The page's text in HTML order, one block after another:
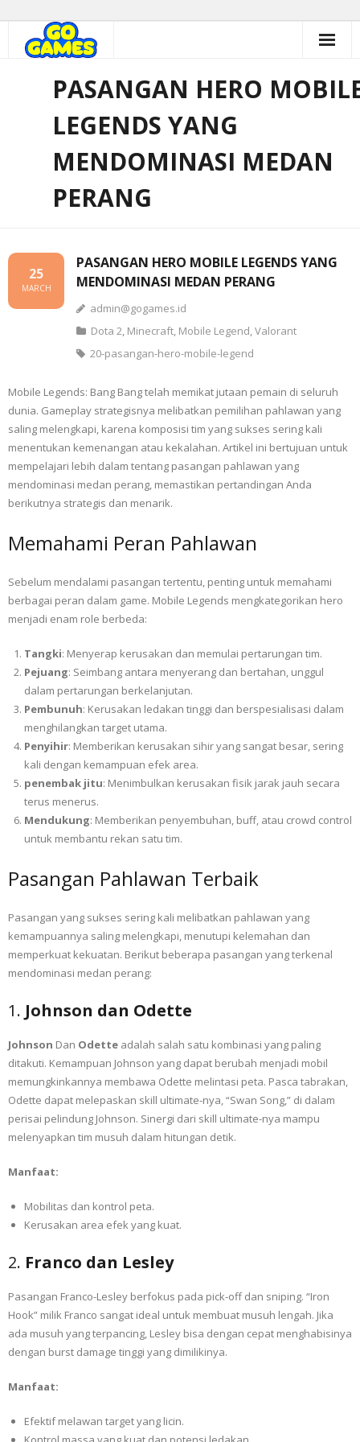
PASANGAN HERO
LEGENDS YANG
MENDOMINASI MEDAN
PERANG
PASANGAN HERO MOBILE LEGENDS YANG
MENDOMINASI MEDAN PERANG
25
MARCH
admin@gogames.id
Dota 2, Minecraft, Mobile Legend,Valorant
20-pasangan-hero-mobile-legend
Mobile Legends: Bang Bang telah memikat jutaan pemain di seluruh
dunia. Gameplay strategisnya melibatkan pemilihan pahlawan yang
saling melengkapi, karena komposisi tim yang sukses sering kali
menentukan kemenangan atau kekalahan. Artikel ini bertujuan untuk
mempelajari lebih dalam tentang pasangan pahlawan yang
mendominasi medan perang, memastikan pertandingan Anda
berikutnya strategis dan menarik.
Memahami Peran Pahlawan
Sebelum mendalami pasangan tertentu, penting untuk memahami
berbagai peran dalam game. Mobile Legends mengkategorikan hero
menjadi enam role berbeda:
Tangki: Menyerap kerusakan dan memulai pertarungan tim.
Pejuang: Seimbang antara menyerang dan bertahan, unggul
dalam pertarungan berkelanjutan.
Pembunuh: Kerusakan ledakan tinggi dan berspesialisasi dalam
menghilangkan target utama.
Penyihir: Memberikan kerusakan sihir yang sangat besar, sering
kali dengan kemampuan efek area.
penembak jitu: Menimbulkan kerusakan fisik jarak jauh secara
terus menerus.
Mendukung: Memberikan penyembuhan, buff, atau crowd control
untuk membantu rekan satu tim.
Pasangan Pahlawan Terbaik
Pasangan yang sukses sering kali melibatkan pahlawan yang
kemampuannya saling melengkapi, menutupi kelemahan dan
memperkuat kekuatan. Berikut beberapa pasangan yang terkenal
mendominasi medan perang:
1. Johnson dan Odette
Johnson Dan Odette adalah salah satu kombinasi yang paling
ditakuti. Kemampuan Johnson yang dapat berubah menjadi mobil
memungkinkannya membawa Odette melintasi peta. Pasca tabrakan,
Odette dapat melepaskan skill ultimate-nya, “Swan Song,” di dalam
perisai pelindung Johnson. Sinergi dari skill ultimate-nya mampu
melenyapkan tim musuh dalam hitungan detik.
Manfaat:
Mobilitas dan kontrol peta.
Kerusakan area efek yang kuat.
2. Franco dan Lesley
Pasangan Franco-Lesley berfokus pada pick-off dan sniping. “Iron
Hook” milik Franco sangat ideal untuk membuat musuh lengah. Jika
ada musuh yang terpancing, Lesley bisa dengan cepat menghabisinya
dengan burst damage tinggi yang dimilikinya.
Manfaat:
Efektif melawan target yang licin.